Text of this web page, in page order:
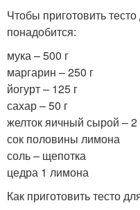
Чтобы приготовить
понадобится:
мука – 500 г
маргарин – 250 г
йогурт – 125 г
сахар – 50 г
желток яичный сырой –
сок половины лимона
соль – щепотка
цедра 1 лимона
Как приготовить тесто